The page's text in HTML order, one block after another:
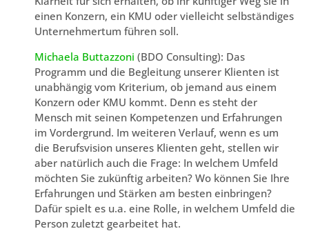
einen Konzern, ein KMU oder vielleicht selbständiges
Unternehmertum führen soll.
Michaela Buttazzoni (BDO Consulting): Das
Programm und die Begleitung unserer Klienten ist
unabhängig vom Kriterium, ob jemand aus einem
Konzern oder KMU kommt. Denn es steht der
Mensch mit seinen Kompetenzen und Erfahrungen
im Vordergrund. Im weiteren Verlauf, wenn es um
die Berufsvision unseres Klienten geht, stellen wir
aber natürlich auch die Frage: In welchem Umfeld
möchten Sie zukünftig arbeiten? Wo können Sie Ihre
Erfahrungen und Stärken am besten einbringen?
Dafür spielt es u.a. eine Rolle, in welchem Umfeld die
Person zuletzt gearbeitet hat.